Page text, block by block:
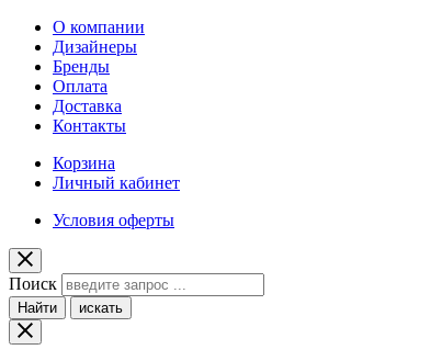
О компании
Дизайнеры
Бренды
Оплата
Доставка
Контакты
Корзина
Личный кабинет
Условия оферты
Поиск
Найти искать